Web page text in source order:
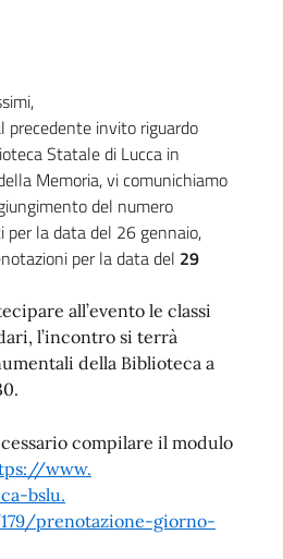
precedente invito riguardo
Statale di Lucca in
Memoria, vi comunichiamo
del numero
per la data del 26 gennaio,
per la data del 29
all’evento le classi
l’incontro si terrà
della Biblioteca a
compilare il modulo
www.
bslu.
prenotazione-giorno-